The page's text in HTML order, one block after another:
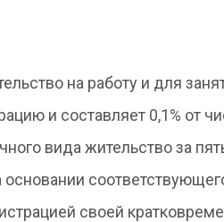
на работу и для
и составляет 0,1% от
вида жительство за
своей